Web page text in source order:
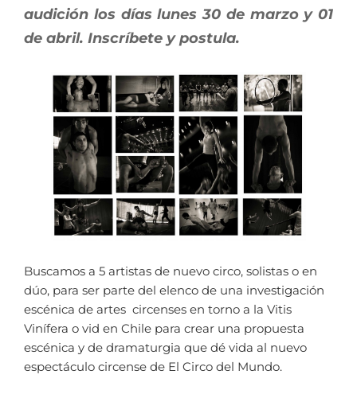
audición los días lunes 30 de marzo y 01
de abril. Inscríbete y postula.
Buscamos a 5 artistas de nuevo circo, solistas o en
dúo, para ser parte del elenco de una investigación
escénica de artes circenses en torno a la Vitis
Vinífera o vid en Chile para crear una propuesta
escénica y de dramaturgia que dé vida al nuevo
espectáculo circense de El Circo del Mundo.